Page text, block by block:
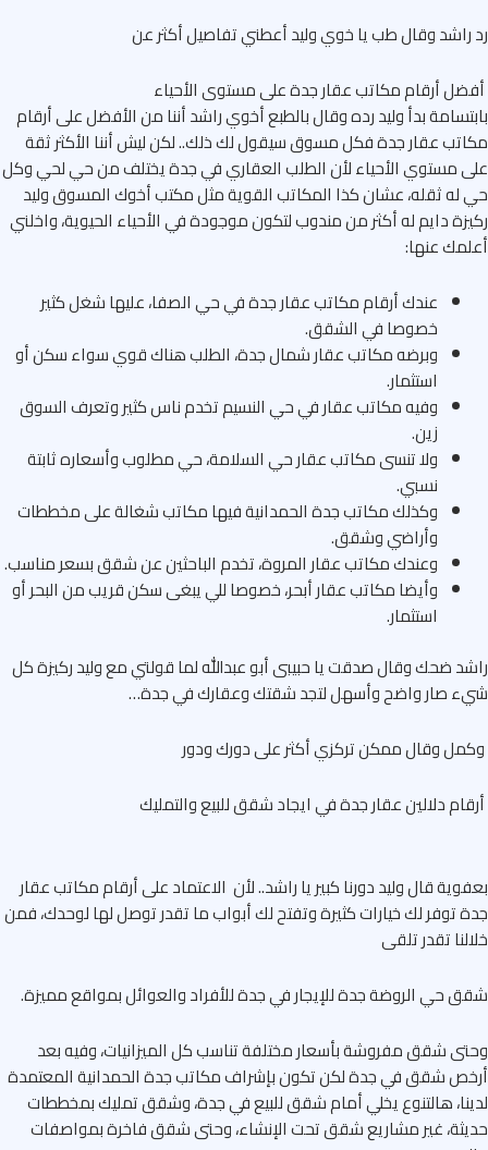
وقال طب يا خوي وليد أعطني تفاصيل أكثر عن
أرقام مكاتب عقار جدة على مستوى الأحياء
بدأ وليد رده وقال بالطبع أخوي راشد أننا من الأفضل على أرقام
عقار جدة فكل مسوق سيقول لك ذلك.. لكن ليش أننا الأكثر ثقة
مستوي الأحياء لأن الطلب العقاري في جدة يختلف من حي لحي وكل
ثقله، عشان كذا المكاتب القوية مثل مكتب أخوك المسوق وليد
دايم له أكثر من مندوب لتكون موجودة في الأحياء الحيوية، واخلني
عنها:
عندك أرقام مكاتب عقار جدة في حي الصفا، عليها شغل كثير
خصوصا في الشقق.
وبرضه مكاتب عقار شمال جدة، الطلب هناك قوي سواء سكن أو
استثمار.
وفيه مكاتب عقار في حي النسيم تخدم ناس كثير وتعرف السوق
زين.
ولا تنسى مكاتب عقار حي السلامة، حي مطلوب وأسعاره ثابتة
نسبي.
وكذلك مكاتب جدة الحمدانية فيها مكاتب شغالة على مخططات
وأراضي وشقق.
وعندك مكاتب عقار المروة، تخدم الباحثين عن شقق بسعر مناسب.
وأيضا مكاتب عقار أبحر، خصوصا للي يبغى سكن قريب من البحر أو
استثمار.
ضحك وقال صدقت يا حبيبى أبو عبدالله لما قولتي مع وليد ركيزة كل
صار واضح وأسهل لتجد شقتك وعقارك في جدة…
وقال ممكن تركزي أكثر على دورك ودور
دلالين عقار جدة في ايجاد شقق للبيع والتمليك
قال وليد دورنا كبير يا راشد.. لأن الاعتماد على أرقام مكاتب عقار
توفر لك خيارات كثيرة وتفتح لك أبواب ما تقدر توصل لها لوحدك، فمن
تقدر تلقى
حي الروضة جدة للإيجار في جدة للأفراد والعوائل بمواقع مميزة.
شقق مفروشة بأسعار مختلفة تناسب كل الميزانيات، وفيه بعد
شقق في جدة لكن تكون بإشراف مكاتب جدة الحمدانية المعتمدة
هالتنوع يخلي أمام شقق للبيع في جدة، وشقق تمليك بمخططات
غير مشاريع شقق تحت الإنشاء، وحتى شقق فاخرة بمواصفات